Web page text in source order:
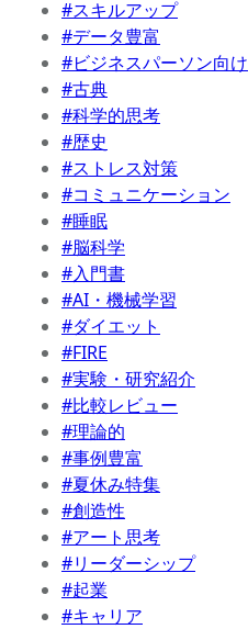
#スキルアップ
#データ豊富
#ビジネスパーソン向け
#古典
#科学的思考
#歴史
#ストレス対策
#コミュニケーション
#睡眠
#脳科学
#入門書
#AI・機械学習
#ダイエット
#FIRE
#実験・研究紹介
#比較レビュー
#理論的
#事例豊富
#夏休み特集
#創造性
#アート思考
#リーダーシップ
#起業
#キャリア